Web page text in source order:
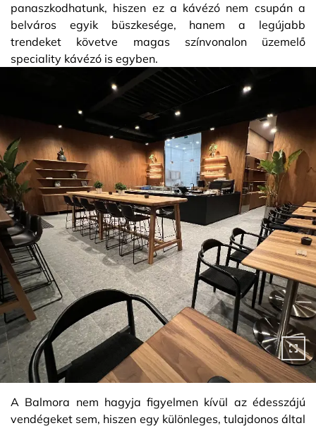
panaszkodhatunk, hiszen ez a kávézó nem csupán a
belváros egyik büszkesége, hanem a legújabb
trendeket követve magas színvonalon üzemelő
speciality kávézó is egyben.
A Balmora nem hagyja figyelmen kívül az édesszájú
vendégeket sem, hiszen egy különleges, tulajdonos által